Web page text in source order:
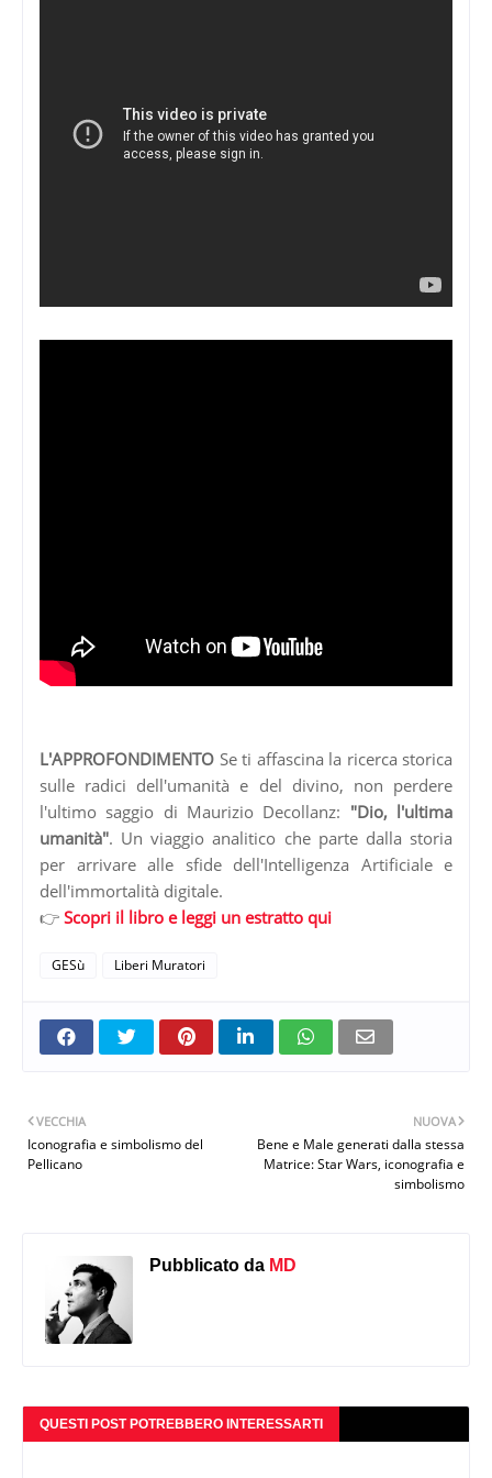
L'APPROFONDIMENTO Se ti affascina la ricerca storica
sulle radici dell'umanità e del divino, non perdere
l'ultimo saggio di Maurizio Decollanz: "Dio, l'ultima
umanità". Un viaggio analitico che parte dalla storia
per arrivare alle sfide dell'Intelligenza Artificiale e
dell'immortalità digitale.
👉 Scopri il libro e leggi un estratto qui
GESù Liberi Muratori
NUOVA
Bene e Male generati dalla stessa
Matrice: Star Wars, iconografia e
simbolismo
VECCHIA
Iconografia e simbolismo del
Pellicano
Pubblicato da MD
QUESTI POST POTREBBERO INTERESSARTI